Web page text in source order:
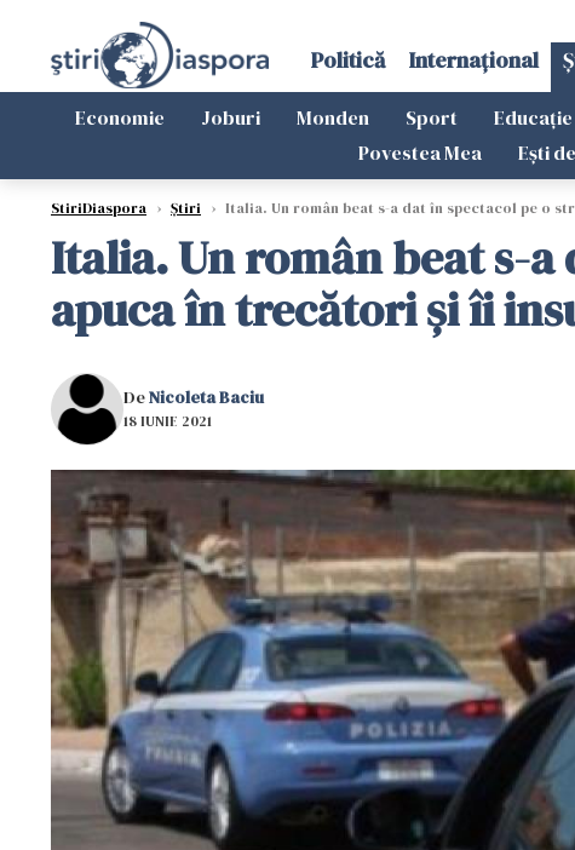
Politică Internațional
Economie Joburi Monden Sport Educație
Povestea Mea
Ești
StiriDiaspora › Știri › Italia. Un român beat s-a dat în spectacol pe o
Italia. Un român beat s-
apuca în trecători și îi
DeNicoleta Baciu
18 IUNIE 2021